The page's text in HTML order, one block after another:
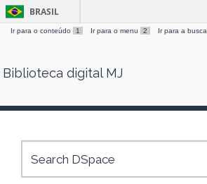
Skip
BRASIL
Ir para o conteúdo 1 Ir para o menu 2 Ir para a busca
Biblioteca digital MJ